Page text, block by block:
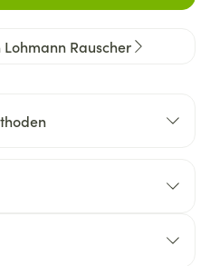
Rauscher